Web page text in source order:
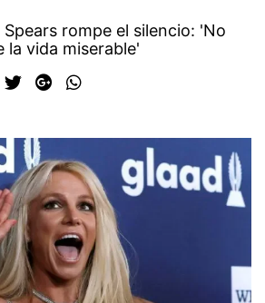
rompe el silencio: 'No
la vida miserable'